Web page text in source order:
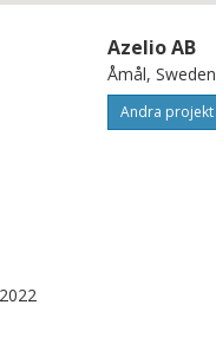
Azelio AB
Åmål, Sweden
Andra projekt